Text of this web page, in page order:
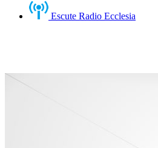
Escute Radio Ecclesia